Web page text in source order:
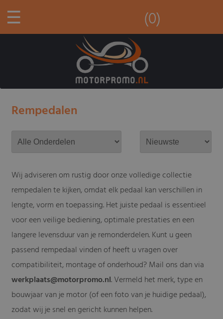
☰ (0)
Rempedalen
Wij adviseren om rustig door onze volledige collectie
rempedalen te kijken, omdat elk pedaal kan verschillen in
lengte, vorm en toepassing. Het juiste pedaal is essentieel
voor een veilige bediening, optimale prestaties en een
langere levensduur van je remonderdelen. Kunt u geen
passend rempedaal vinden of heeft u vragen over
compatibiliteit, montage of onderhoud? Mail ons dan via
werkplaats@motorpromo.nl. Vermeld het merk, type en
bouwjaar van je motor (of een foto van je huidige pedaal),
zodat wij je snel en gericht kunnen helpen.